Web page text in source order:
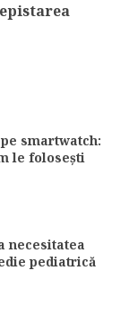
smartwatch:
le folosești
necesitatea
pediatrică